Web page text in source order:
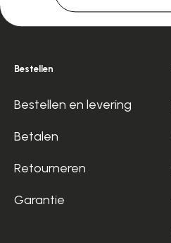
Bestellen
Bestellen en levering
Betalen
Retourneren
Garantie